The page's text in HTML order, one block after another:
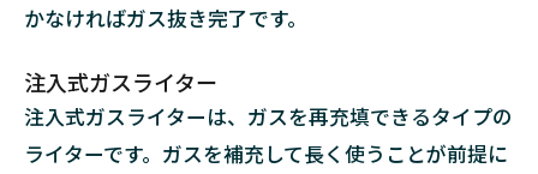
かなければガス抜き完了です。
注入式ガスライター
注入式ガスライターは、ガスを再充填できるタイプの
ライターです。ガスを補充して長く使うことが前提に